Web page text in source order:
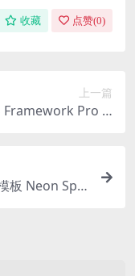
收藏 点赞(0)
上一篇
Framework Pro 2.
板 Neon Spa